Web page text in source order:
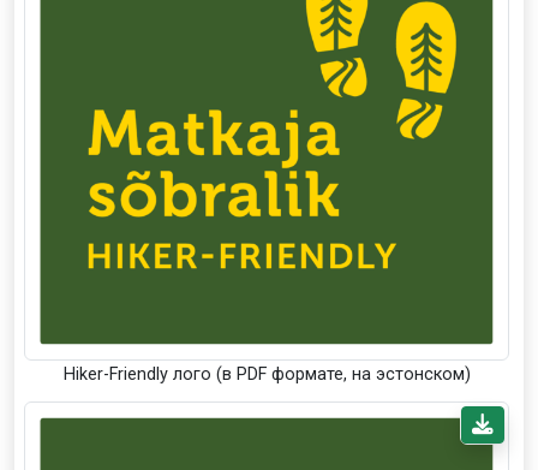
Hiker-Friendly лого (в PDF формате, на эстонском)